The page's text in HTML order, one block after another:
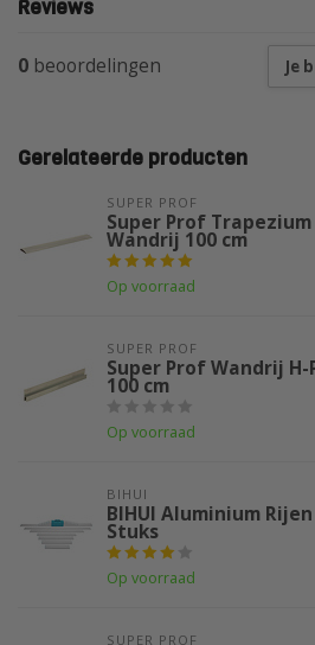
Reviews
0 beoordelingen Je
Gerelateerde producten
SUPER PROF
Super Prof Trapezium
Wandrij 100 cm
Op voorraad
SUPER PROF
Super Prof Wandrij
100 cm
Op voorraad
BIHUI
BIHUI Aluminium
Stuks
Op voorraad
SUPER PROF